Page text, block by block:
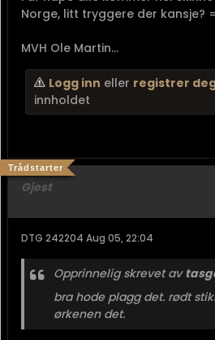
Norge, litt tryggere der kansje?
MVH Ole Martin...
Logg inn eller registrer
innholdet
Gjest
Trådstarter
DTG 242204 Aug 05, 22:04
Opprinnelig skrevet av
bra hode plagg det. rødt
ørkenen det.